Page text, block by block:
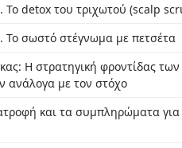
Το detox του τριχωτού (scalp
Το σωστό στέγνωμα με πετσέτα
Η στρατηγική φροντίδας των
ανάλογα με τον στόχο
και τα συμπληρώματα για